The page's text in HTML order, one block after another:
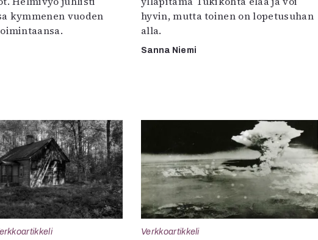
kymmenen vuoden
hyvin, mutta toinen on lopetusuhan
alla.
Sanna Niemi
Verkkoartikkeli